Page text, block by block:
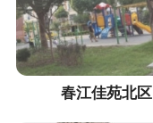
春江佳苑北区